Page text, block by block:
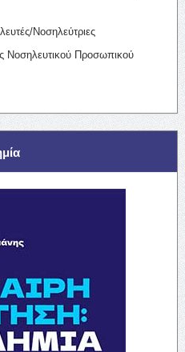
Νοσηλεύτριες
Νοσηλευτικού Προσωπικού